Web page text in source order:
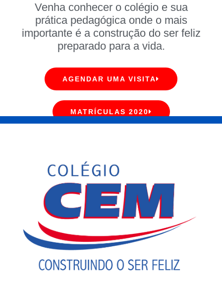
Venha conhecer o colégio e sua
prática pedagógica onde o mais
importante é a construção do ser feliz
preparado para a vida.
AGENDAR UMA VISITA
MATRÍCULAS 2020